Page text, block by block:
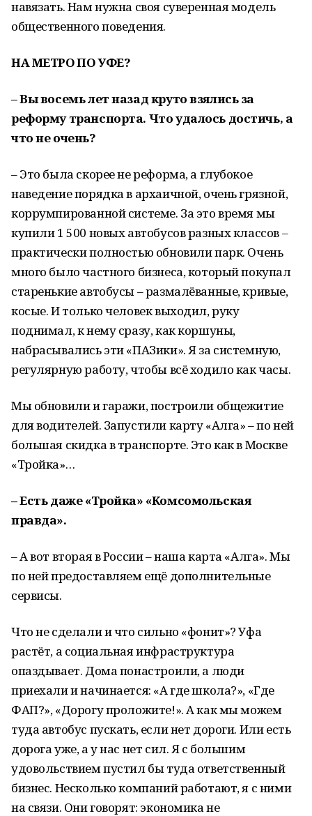
навязать. Нам нужна своя суверенная модель
общественного поведения.
НА МЕТРО ПО УФЕ?
– Вы восемь лет назад круто взялись за
реформу транспорта. Что удалось достичь, а
что не очень?
– Это была скорее не реформа, а глубокое
наведение порядка в архаичной, очень грязной,
коррумпированной системе. За это время мы
купили 1 500 новых автобусов разных классов –
практически полностью обновили парк. Очень
много было частного бизнеса, который покупал
старенькие автобусы – размалёванные, кривые,
косые. И только человек выходил, руку
поднимал, к нему сразу, как коршуны,
набрасывались эти «ПАЗики». Я за системную,
регулярную работу, чтобы всё ходило как часы.
Мы обновили и гаражи, построили общежитие
для водителей. Запустили карту «Алга» – по ней
большая скидка в транспорте. Это как в Москве
«Тройка»…
– Есть даже «Тройка» «Комсомольская
правда».
– А вот вторая в России – наша карта «Алга». Мы
по ней предоставляем ещё дополнительные
сервисы.
Что не сделали и что сильно «фонит»? Уфа
растёт, а социальная инфраструктура
опаздывает. Дома понастроили, а люди
приехали и начинается: «А где школа?», «Где
ФАП?», «Дорогу проложите!». А как мы можем
туда автобус пускать, если нет дороги. Или есть
дорога уже, а у нас нет сил. Я с большим
удовольствием пустил бы туда ответственный
бизнес. Несколько компаний работают, я с ними
на связи. Они говорят: экономика не